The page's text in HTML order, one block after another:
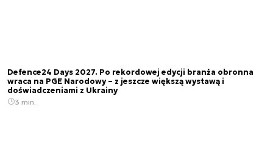
Defence24 Days 2027. Po rekordowej edycji branża obronna
wraca na PGE Narodowy – z jeszcze większą wystawą i
doświadczeniami z Ukrainy
3 min.